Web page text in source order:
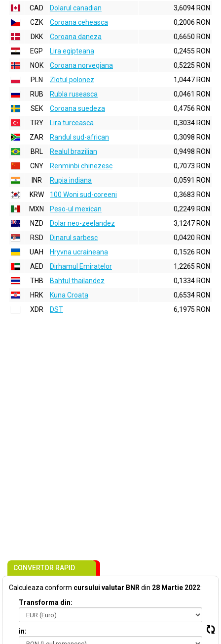
CAD
Dolarul canadian
3,6094 RON
CZK
Coroana ceheasca
0,2006 RON
DKK
Coroana daneza
0,6650 RON
EGP
Lira egipteana
0,2455 RON
NOK
Coroana norvegiana
0,5225 RON
PLN
Zlotul polonez
1,0447 RON
RUB
Rubla ruseasca
0,0461 RON
SEK
Coroana suedeza
0,4756 RON
TRY
Lira turceasca
0,3034 RON
ZAR
Randul sud-african
0,3098 RON
BRL
Realul brazilian
0,9498 RON
CNY
Renminbi chinezesc
0,7073 RON
INR
Rupia indiana
0,0591 RON
KRW
100 Woni sud-coreeni
0,3683 RON
MXN
Peso-ul mexican
0,2249 RON
NZD
Dolar neo-zeelandez
3,1247 RON
RSD
Dinarul sarbesc
0,0420 RON
UAH
Hryvna ucraineana
0,1526 RON
AED
Dirhamul Emiratelor
1,2265 RON
THB
Bahtul thailandez
0,1334 RON
HRK
Kuna Croata
0,6534 RON
XDR
DST 6,1975 RON
CONVERTOR RAPID
Calculeaza conform cursului valutar BNR din 28 Martie 2022:
Transforma din:
in: